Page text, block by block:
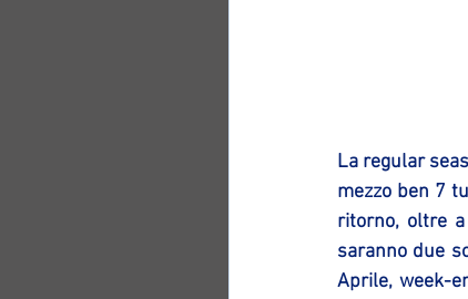
La regular
mezzo ben 7
ritorno, oltre a
saranno due
Aprile, week-